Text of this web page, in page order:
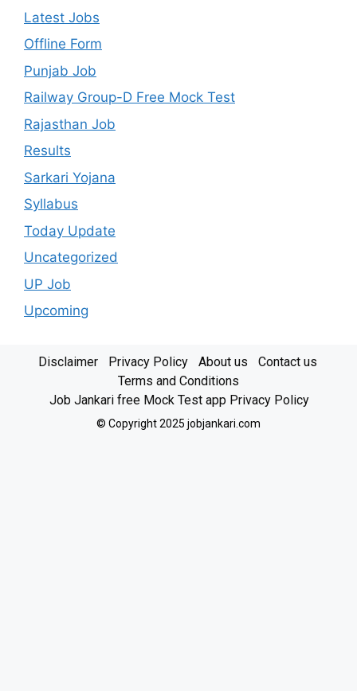
Latest Jobs
Offline Form
Punjab Job
Railway Group-D Free Mock Test
Rajasthan Job
Results
Sarkari Yojana
Syllabus
Today Update
Uncategorized
UP Job
Upcoming
Disclaimer Privacy Policy About us
Contact us
Terms and Conditions
Job Jankari free Mock Test app Privacy Policy
© Copyright 2025 jobjankari.com